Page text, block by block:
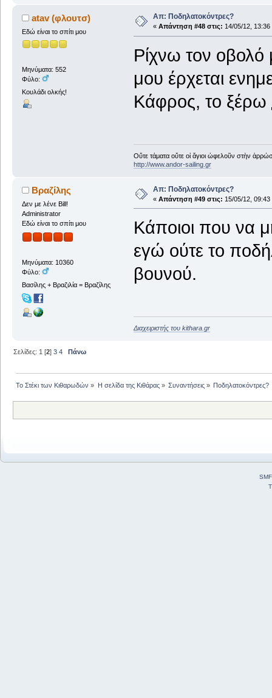
atav (φλουτσ)
Εδώ είναι το σπίτι μου
Μηνύματα: 552
Φύλο:
Κουλάδι ολκής!
Απ: Ποδηλατοκόντρες?
« Απάντηση #48 στις: 14/05/12, 13:36
Ρίχνω τον οβολό
μου έρχεται
Κάφρος, το ξέρω
Οὔτε τάματα οὔτε οἱ ἅγιοι ὠφελοῦν στὴν
http://www.andor-sailing.gr
Βραζίλης
Δεν με λένε Bill!
Administrator
Εδώ είναι το σπίτι μου
Μηνύματα: 10360
Φύλο:
Βασίλης + Βραζιλία = Βραζίλης
Απ: Ποδηλατοκόντρες?
« Απάντηση #49 στις: 15/05/12, 09:43
Κάποιοι που να
εγώ ούτε το
βουνού.
Διαχειριστής του kithara.gr
Σελίδες: 1 [2]3 4 Πάνω
Το Στέκι των Κιθαρωδών » Η σελίδα της Κιθάρας» Συναντήσεις» Ποδηλατοκόντρες?